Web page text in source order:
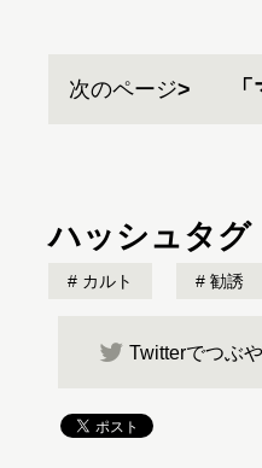
次のページ
ハッシュタグ
カルト 勧誘
Twitterでつぶや